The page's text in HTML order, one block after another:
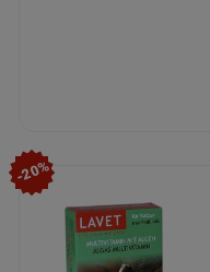
-20%